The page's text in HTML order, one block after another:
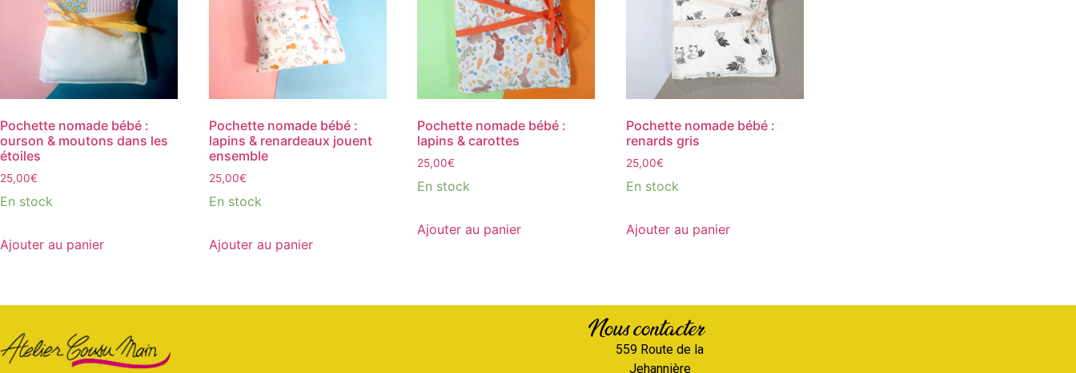
Pochette nomade bébé :
ourson & moutons dans les
étoiles
25,00€
En stock
Ajouter au panier
Pochette nomade bébé :
lapins & renardeaux jouent
ensemble
25,00€
En stock
Ajouter au panier
Pochette nomade bébé :
lapins & carottes
25,00€
En stock
Ajouter au panier
Pochette nomade bébé :
renards gris
25,00€
En stock
Ajouter au panier
Nous contacter
559 Route de la
Jehannière